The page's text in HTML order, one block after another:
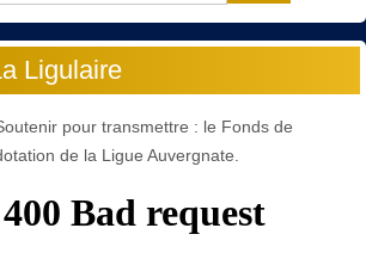
Ligulaire
pour transmettre : le Fonds de
de la Ligue Auvergnate.